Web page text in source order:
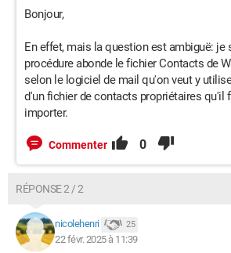
Bonjour,
En effet, mais la question est ambiguë: je
procédure abonde le fichier Contacts de
selon le logiciel de mail qu'on veut y
d'un fichier de contacts propriétaires qu'il
importer.
Commenter 0
RÉPONSE 2 / 2
nicolehenri 25
22 févr. 2025 à 11:39